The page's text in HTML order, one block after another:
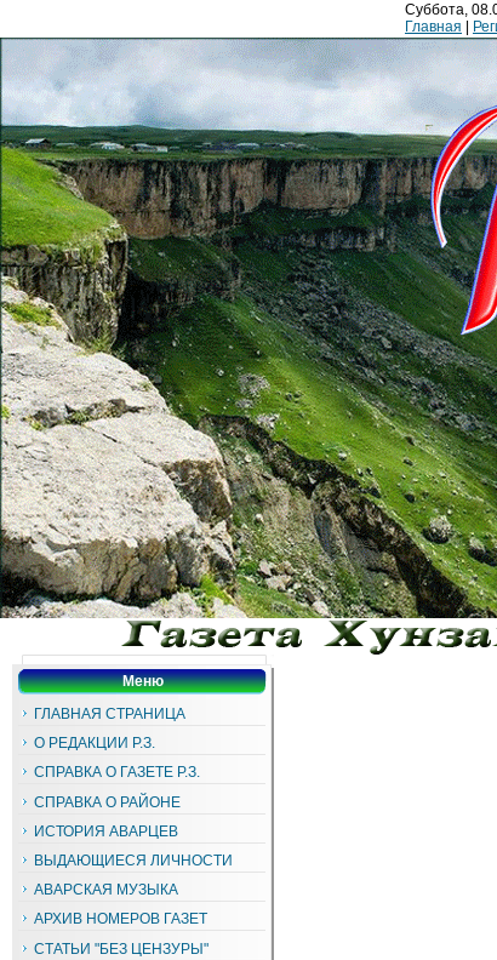
Суббота,
Главная
Меню
ГЛАВНАЯ СТРАНИЦА
О РЕДАКЦИИ Р.З.
СПРАВКА О ГАЗЕТЕ Р.З.
СПРАВКА О РАЙОНЕ
ИСТОРИЯ АВАРЦЕВ
ВЫДАЮЩИЕСЯ ЛИЧНОСТИ
АВАРСКАЯ МУЗЫКА
АРХИВ НОМЕРОВ ГАЗЕТ
СТАТЬИ "БЕЗ ЦЕНЗУРЫ"